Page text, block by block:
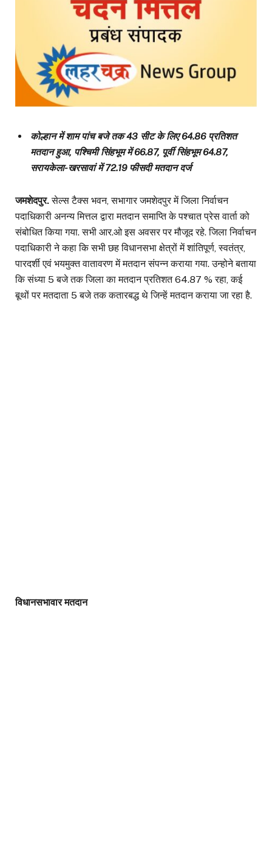
कोल्हान में शाम पांच बजे तक 43 सीट के लिए 64.86 प्रतिशत
मतदान हुआ, पश्चिमी सिंहभूम में 66.87, पूर्वी सिंहभूम 64.87,
सरायकेला-खरसावां में 72.19 फीसदी मतदान दर्ज
जमशेदपुर.सेल्स टैक्स भवन, सभागार जमशेदपुर में जिला निर्वाचन
पदाधिकारी अनन्य मित्तल द्वारा मतदान समाप्ति के पश्चात प्रेस वार्ता को
संबोधित किया गया. सभी आर.ओ इस अवसर पर मौजूद रहे. जिला निर्वाचन
पदाधिकारी ने कहा कि सभी छह विधानसभा क्षेत्रों में शांतिपूर्ण, स्वतंत्र,
पारदर्शी एवं भयमुक्त वातावरण में मतदान संपन्न कराया गया. उन्होने बताया
कि संध्या 5 बजे तक जिला का मतदान प्रतिशत 64.87 % रहा, कई
बूथों पर मतदाता 5 बजे तक कतारबद्ध थे जिन्हें मतदान कराया जा रहा है.
विधानसभावार मतदान